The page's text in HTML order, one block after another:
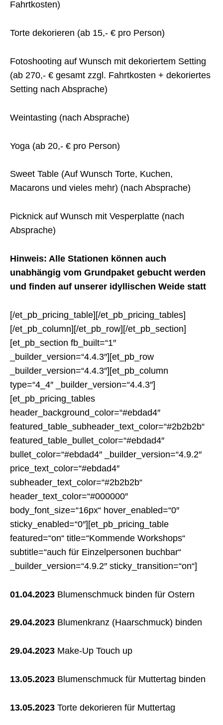
Fahrtkosten)
Torte dekorieren (ab 15,- € pro Person)
Fotoshooting auf Wunsch mit dekoriertem Setting
(ab 270,- € gesamt zzgl. Fahrtkosten + dekoriertes
Setting nach Absprache)
Weintasting (nach Absprache)
Yoga (ab 20,- € pro Person)
Sweet Table (Auf Wunsch Torte, Kuchen,
Macarons und vieles mehr) (nach Absprache)
Picknick auf Wunsch mit Vesperplatte (nach
Absprache)
Hinweis: Alle Stationen können auch
unabhängig vom Grundpaket gebucht werden
und finden auf unserer idyllischen Weide statt
[/et_pb_pricing_table][/et_pb_pricing_tables]
[/et_pb_column][/et_pb_row][/et_pb_section]
[et_pb_section fb_built=“1″
_builder_version=“4.4.3″][et_pb_row
_builder_version=“4.4.3″][et_pb_column
type=“4_4″ _builder_version=“4.4.3″]
[et_pb_pricing_tables
header_background_color=“#ebdad4″
featured_table_subheader_text_color=“#2b2b2b“
featured_table_bullet_color=“#ebdad4″
bullet_color=“#ebdad4″ _builder_version=“4.9.2″
price_text_color=“#ebdad4″
subheader_text_color=“#2b2b2b“
header_text_color=“#000000″
body_font_size=“16px“ hover_enabled=“0″
sticky_enabled=“0″][et_pb_pricing_table
featured=“on“ title=“Kommende Workshops“
subtitle=“auch für Einzelpersonen buchbar“
_builder_version=“4.9.2″ sticky_transition=“on“]
01.04.2023 Blumenschmuck binden für Ostern
29.04.2023 Blumenkranz (Haarschmuck) binden
29.04.2023 Make-Up Touch up
13.05.2023 Blumenschmuck für Muttertag binden
13.05.2023 Torte dekorieren für Muttertag